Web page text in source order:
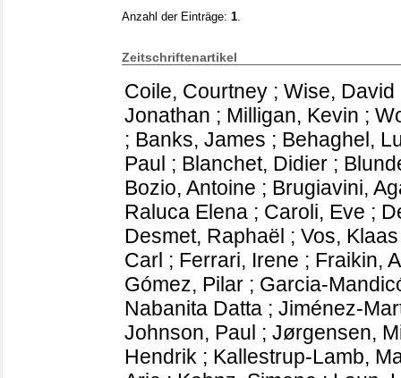
Anzahl der Einträge: 1
Zeitschriftenartikel
Coile, Courtney ; Wise, David
Jonathan ; Milligan, Kevin ;
; Banks, James ; Behaghel,
Paul ; Blanchet, Didier ;
Bozio, Antoine ; Brugiavini,
Raluca Elena ; Caroli, Eve ;
Desmet, Raphaël ; Vos,
Carl ; Ferrari, Irene ; Fraikin,
Gómez, Pilar ; Garcia-
Nabanita Datta ; Jiménez-
Johnson, Paul ; Jørgensen,
Hendrik ; Kallestrup-Lamb,